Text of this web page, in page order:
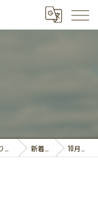
新着情報 10月！！